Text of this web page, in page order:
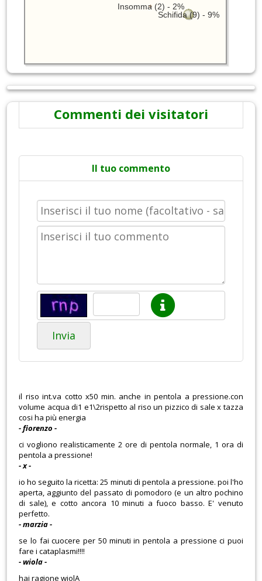
Schifida (9) - 9%
Insomma (2) - 2%
Commenti dei visitatori
Il tuo commento
Invia
il riso int.va cotto x50 min. anche in pentola a pressione.con
volume acqua di1 e1\2rispetto al riso un pizzico di sale x tazza
cosi ha più energia
- fiorenzo -
ci vogliono realisticamente 2 ore di pentola normale, 1 ora di
pentola a pressione!
- x -
io ho seguito la ricetta: 25 minuti di pentola a pressione. poi l'ho
aperta, aggiunto del passato di pomodoro (e un altro pochino
di sale), e cotto ancora 10 minuti a fuoco basso. E' venuto
perfetto.
- marzia -
se lo fai cuocere per 50 minuti in pentola a pressione ci puoi
fare i cataplasmi!!!!
- wiola -
hai ragione wiolA